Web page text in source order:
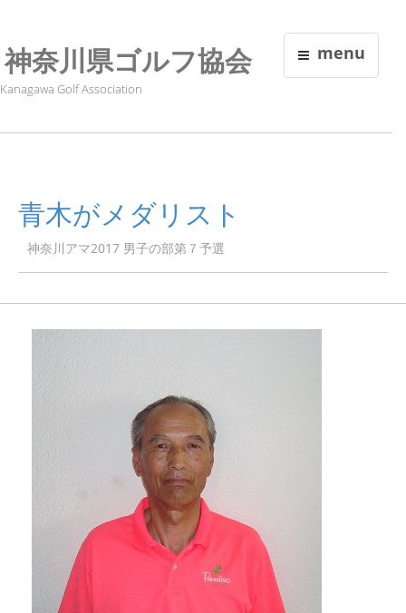
menu
神奈川県ゴルフ協会
Kanagawa Golf Association
青木がメダリスト
神奈川アマ2017 男子の部第７予選